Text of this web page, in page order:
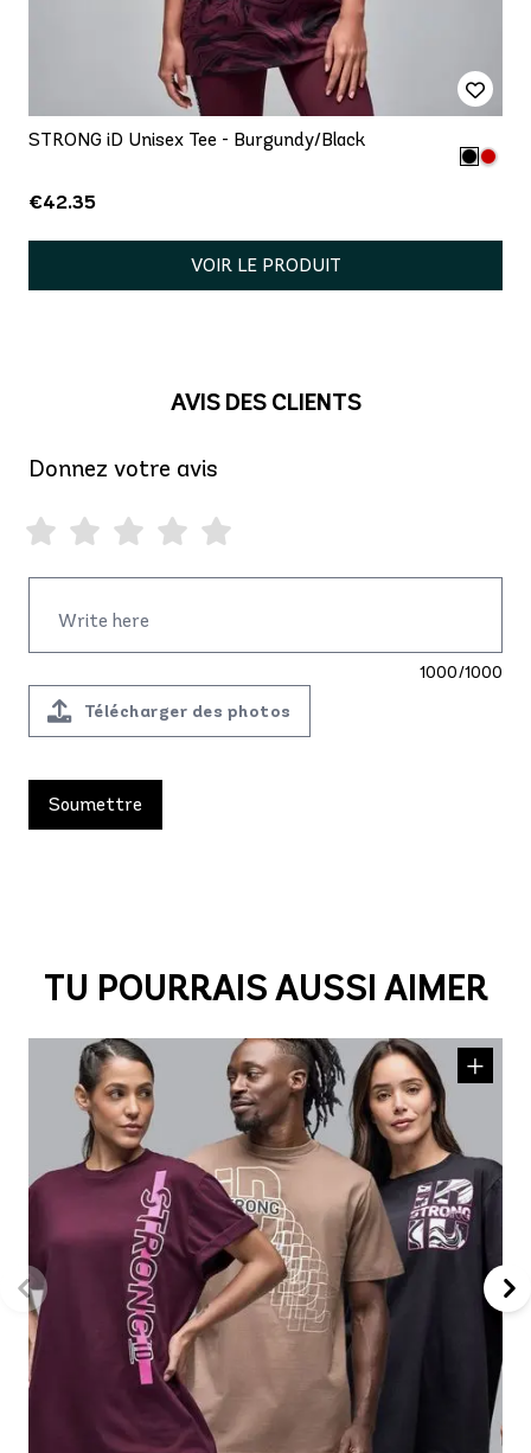
STRONG iD Unisex Tee - Burgundy/Black
€42.35
VOIR LE PRODUIT
AVIS DES CLIENTS
Donnez votre avis
1000/1000
Télécharger des photos
TU POURRAIS AUSSI AIMER